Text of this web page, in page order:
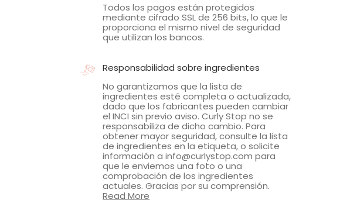
Todos los pagos están protegidos
mediante cifrado SSL de 256 bits, lo que le
proporciona el mismo nivel de seguridad
que utilizan los bancos.
Responsabilidad sobre ingredientes
No garantizamos que la lista de
ingredientes esté completa o actualizada,
dado que los fabricantes pueden cambiar
el INCI sin previo aviso. Curly Stop no se
responsabiliza de dicho cambio. Para
obtener mayor seguridad, consulte la lista
de ingredientes en la etiqueta, o solicite
información a info@curlystop.com para
que le enviemos una foto o una
comprobación de los ingredientes
actuales. Gracias por su comprensión.
Read More